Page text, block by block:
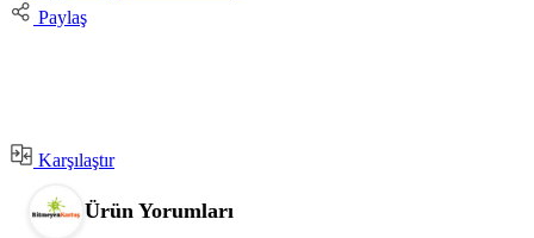
Paylaş
Karşılaştır
Ürün Yorumları